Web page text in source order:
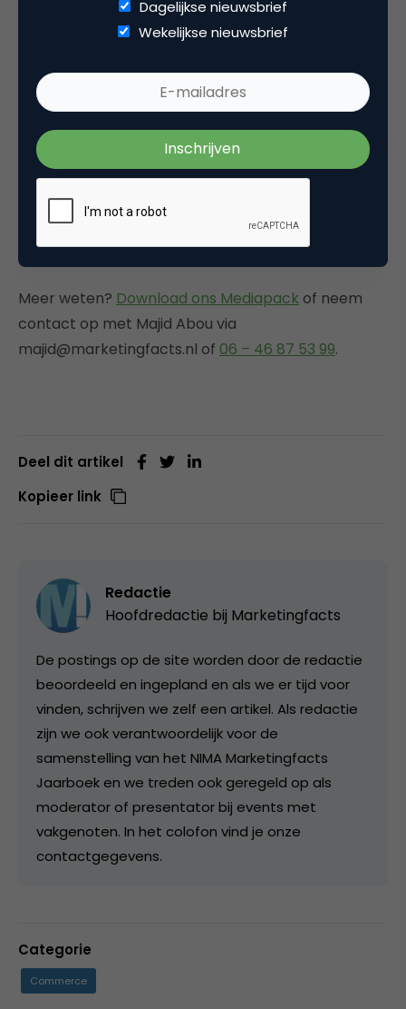
Jouw doelstelling
Partijen als Exact, Netvlies, Entopic, Blinker en
Teamleader gebruiken onze advertorials voor hun
campagnes. Grote kans dus dat een advertorial op
Marketingfacts ook jou goed kan helpen bij het
bereiken van je doelstelling, of die nou gericht is op
brand awareness, trafficgeneratie of ‘keiharde’
conversies als eventregistratie en
Meer weten? Download ons Mediapack of neem
contact op met Majid Abou via
majid@marketingfacts.nl of 06 – 46 87 53 99.
Deel dit artikel
Kopieer link
Redactie
Hoofdredactie bij Marketingfacts
De postings op de site worden door de redactie
beoordeeld en ingepland en als we er tijd voor
vinden, schrijven we zelf een artikel. Als redactie
zijn we ook verantwoordelijk voor de
samenstelling van het NIMA Marketingfacts
Jaarboek en we treden ook geregeld op als
moderator of presentator bij events met
vakgenoten. In het colofon vind je onze
contactgegevens.
Categorie
Commerce
Dagelijkse nieuwsbrief
Wekelijkse nieuwsbrief